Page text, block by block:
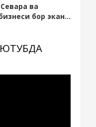
ва
бор экан...
ЮТУБДА